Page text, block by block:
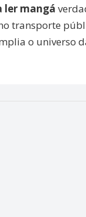
ler mangá
transporte
o universo